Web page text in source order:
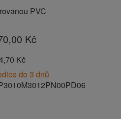
PVC
Kč
Kč
do 3 dnů